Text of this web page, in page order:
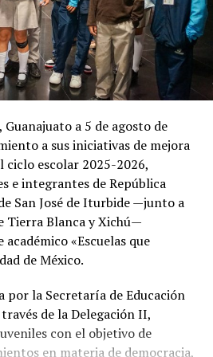
y útiles escolares gratuitos,
programa de becas para
escolar, se anunció la
de 100 millones de pesos
menores que se
diagnóstico. Estos
anual de 1,014 millones
construcción, rehabilitación y
en todos los niveles.
de Educación de
Rigoberto Macías Vidales
Alonso (Sección 13),
institucional en beneficio
a 5 de agosto de
a sus iniciativas de mejora
escolar 2025-2026,
e integrantes de República
San José de Iturbide —junto a
Tierra Blanca y Xichú—
«Escuelas que
de México.
por la Secretaría de Educación
de la Delegación II,
con el objetivo de
en materia de democracia,